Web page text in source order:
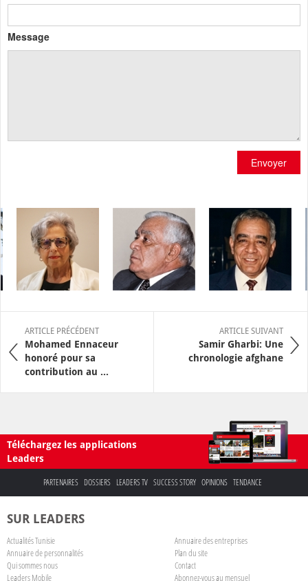
Message
Envoyer
ARTICLE PRÉCÉDENT
Mohamed Ennaceur
honoré pour sa
contribution au ...
ARTICLE SUIVANT
Samir Gharbi: Une
chronologie afghane
Téléchargez les applications
Leaders
PARTENAIRES DOSSIERS LEADERS TV SUCCESS STORY OPINIONS TENDANCE
SUR LEADERS
Actualités Tunisie
Annuaire des entreprises
Annuaire de personnalités
Plan du site
Qui sommes nous
Contact
Leaders Mobile
Abonnez-vous au mensuel